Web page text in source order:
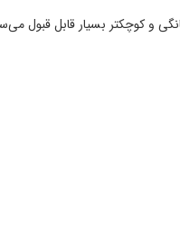
و کوچکتر بسیار قابل قبول